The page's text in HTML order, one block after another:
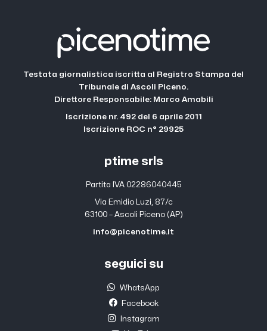
Testata giornalistica iscritta al Registro Stampa del
Tribunale di Ascoli Piceno.
Direttore Responsabile: Marco Amabili
Iscrizione nr. 492 del 6 aprile 2011
Iscrizione ROC n° 29925
ptime srls
Partita IVA 02286040445
Via Emidio Luzi, 87/c
63100 – Ascoli Piceno (AP)
info@picenotime.it
seguici su
WhatsApp
Facebook
Instagram